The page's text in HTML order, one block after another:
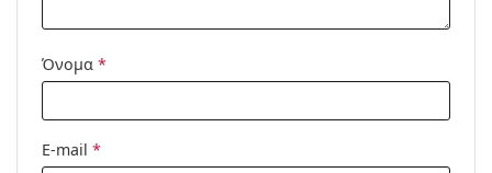
Μοντέλο:
Όνομα *
E-mail *